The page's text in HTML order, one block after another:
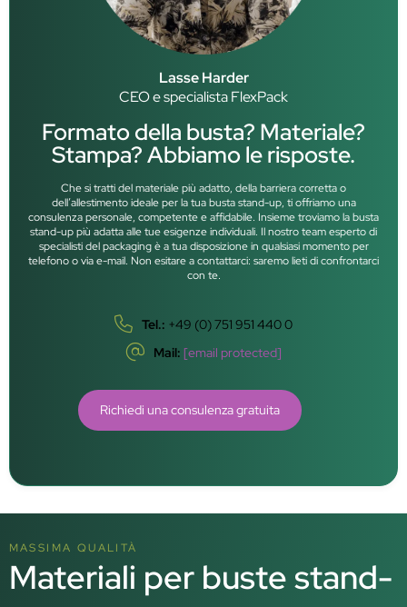
Lasse Harder
CEO e specialista FlexPack
Formato della busta? Materiale?
Stampa? Abbiamo le risposte.
Che si tratti del materiale più adatto, della barriera corretta o
dell’allestimento ideale per la tua busta stand-up, ti offriamo una
consulenza personale, competente e affidabile. Insieme troviamo la busta
stand-up più adatta alle tue esigenze individuali. Il nostro team esperto di
specialisti del packaging è a tua disposizione in qualsiasi momento per
telefono o via e-mail. Non esitare a contattarci: saremo lieti di confrontarci
con te.
Tel.: +49 (0) 751 951 440 0
Mail: [email protected]
Richiedi una consulenza gratuita
MASSIMA QUALITÀ
Materiali per buste stand-